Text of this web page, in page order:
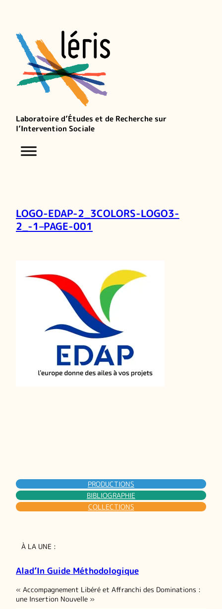
Laboratoire d’Études et de Recherche sur
l’Intervention Sociale
LOGO-EDAP-2_3COLORS-LOGO3-
2_-1–PAGE-001
PRODUCTIONS
BIBLIOGRAPHIE
COLLECTIONS
À LA UNE :
Alad’In Guide Méthodologique
« Accompagnement Libéré et Affranchi des Dominations :
une Insertion Nouvelle »